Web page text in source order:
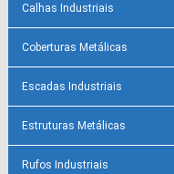
Calhas Industriais
Coberturas Metálicas
Escadas Industriais
Estruturas Metálicas
Rufos Industriais